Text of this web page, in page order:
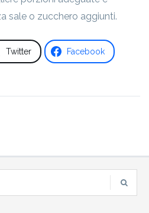
sale o zucchero aggiunti.
Twitter Facebook